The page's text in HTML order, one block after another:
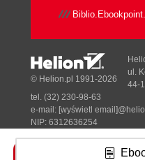
Icon View
Icon
Icon
Icon-
Tonik.pl
© Helion.pl 1991-2026
ul.
44-
tel. (32) 230-98-63
e-mail: [wyświetl
NIP: 6312636254